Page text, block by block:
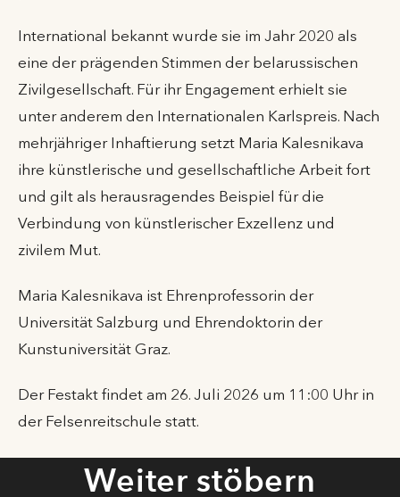
International bekannt wurde sie im Jahr 2020 als
eine der prägenden Stimmen der belarussischen
Zivilgesellschaft. Für ihr Engagement erhielt sie
unter anderem den Internationalen Karlspreis. Nach
mehrjähriger Inhaftierung setzt Maria Kalesnikava
ihre künstlerische und gesellschaftliche Arbeit fort
und gilt als herausragendes Beispiel für die
Verbindung von künstlerischer Exzellenz und
zivilem Mut.
Maria Kalesnikava ist Ehrenprofessorin der
Universität Salzburg und Ehrendoktorin der
Kunstuniversität Graz.
Der Festakt findet am 26. Juli 2026 um 11:00 Uhr in
der Felsenreitschule statt.
Weiter stöbern